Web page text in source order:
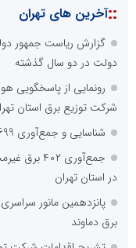
::آخرین های تهران
گزارش ریاست جمهور
دولت در دو سال گذشته
شرکت توزیع برق استان
شناسایی و جمع‌آوری 699 ماینر غیرمجاز در استان تهران
جمع‌آوری
در استان تهران
پانزدهمین مانور
برق دماوند